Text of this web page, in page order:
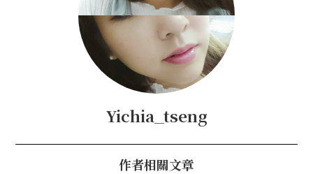
Yichia_tseng
作者相關文章